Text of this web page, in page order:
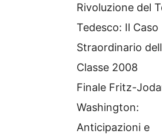
Rivoluzione del
Tedesco: Il Caso
Straordinario
Classe 2008
Finale Fritz-
Washington:
Anticipazioni e